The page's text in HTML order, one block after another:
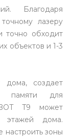
Благодаря
лазеру
точно обходит
объектов и 1-3
дома, создает
для
T9 может
этажей дома.
настроить зоны